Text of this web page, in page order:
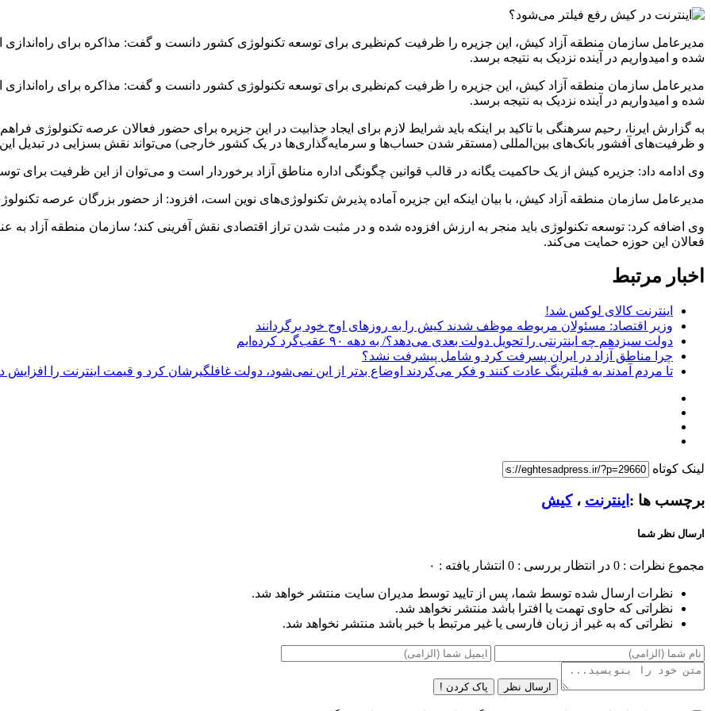
مدیرعامل سازمان منطقه آزاد کیش، این جزیره را ظرفیت کم‌نظیری برای توسعه تکنولوژی کشور دانست و گفت: مذاکره برای
شده و امیدواریم در آینده نزدیک به نتیجه برسد.
مدیرعامل سازمان منطقه آزاد کیش، این جزیره را ظرفیت کم‌نظیری برای توسعه تکنولوژی کشور دانست و گفت: مذاکره برای
شده و امیدواریم در آینده نزدیک به نتیجه برسد.
به گزارش ایرنا، رحیم سرهنگی با تاکید بر اینکه باید شرایط لازم برای ایجاد جذابیت در این جزیره برای حضور فعالان عرصه تکنولوژی
و ظرفیت‌های آفشور بانک‌های بین‌المللی (مستقر شدن حساب‌ها و سرمایه‌گذاری‌ها در یک کشور خارجی) می‌تواند نقش بسزایی در تبدیل
وی ادامه داد: جزیره کیش از یک حاکمیت یگانه در قالب قوانین چگونگی اداره مناطق آزاد برخوردار است و می‌توان از این ظرفیت برای
مدیرعامل سازمان منطقه آزاد کیش، با بیان اینکه این جزیره آماده پذیرش تکنولوژی‌های نوین است، افزود: از حضور بزرگان عرصه
وی اضافه کرد: توسعه تکنولوژی باید منجر به ارزش افزوده شده و در مثبت شدن تراز اقتصادی نقش آفرینی کند؛ سازمان منطقه آزاد به
فعالان این حوزه حمایت می‌کند.
اخبار مرتبط
اینترنت کالای لوکس شد!
وزیر اقتصاد: مسئولان مربوطه موظف شدند کیش را به روز‌های اوج خود برگردانند
دولت سیزدهم چه اینترنتی را تحویل دولت بعدی می‌دهد؟/ به دهه ۹۰ عقب‌گرد کرده‌ایم
چرا مناطق آزاد در ایران پسرفت کرد و شامل پیشرفت نشد؟
تا مردم آمدند به فیلترینگ عادت کنند و فکر می‌کردند اوضاع بدتر از این نمی‌شود، دولت غافلگیرشان کرد و قیمت اینترنت را افزایش
لینک کوتاه
برچسب ها : اینترنت ،کیش
ارسال نظر شما
مجموع نظرات : 0 در انتظار بررسی : 0 انتشار یافته : ۰
نظرات ارسال شده توسط شما، پس از تایید توسط مدیران سایت منتشر خواهد شد.
نظراتی که حاوی تهمت یا افترا باشد منتشر نخواهد شد.
نظراتی که به غیر از زبان فارسی یا غیر مرتبط با خبر باشد منتشر نخواهد شد.
ارسال نظر پاک کردن !